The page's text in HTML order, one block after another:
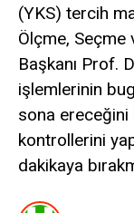
(YKS) tercih
Ölçme,
Başkanı Prof.
işlemlerinin
sona ereceğini
kontrollerini
dakikaya